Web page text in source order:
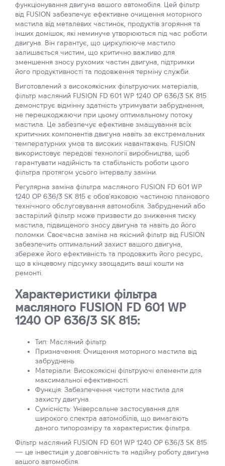
функціонування двигуна вашого автомобіля. Цей фільтр
від FUSION забезпечує ефективне очищення моторного
мастила від металевих частинок, продуктів згоряння та
інших домішок, які неминуче утворюються під час роботи
двигуна. Він гарантує, що циркулююче мастило
залишається чистим, що критично важливо для
зменшення зносу рухомих частин двигуна, підтримки
його продуктивності та подовження терміну служби.
Виготовлений з високоякісних фільтруючих матеріалів,
фільтр масляний FUSION FD 601 WP 1240 OP 636/3 SK 815
демонструє відмінну здатність утримувати забруднення,
не перешкоджаючи при цьому оптимальному потоку
мастила. Це забезпечує ефективне змащування всіх
критичних компонентів двигуна навіть за екстремальних
температурних умов та високих навантажень. FUSION
використовує передові технології виробництва, щоб
гарантувати надійність та стабільність роботи цього
фільтра протягом усього інтервалу заміни.
Регулярна заміна фільтра масляного FUSION FD 601 WP
1240 OP 636/3 SK 815 є обов'язковою частиною планового
технічного обслуговування автомобіля. Забруднений або
застарілий фільтр може призвести до зниження тиску
мастила, підвищеного зносу двигуна та навіть до його
поломки. Своєчасна заміна на якісний фільтр від FUSION
забезпечить оптимальний захист вашого двигуна,
збереже його ефективність та продовжить його ресурс,
що в кінцевому підсумку заощадить ваші кошти на
ремонті.
Характеристики фільтра
масляного FUSION FD 601 WP
1240 OP 636/3 SK 815:
Тип: Масляний фільтр
Призначення: Очищення моторного мастила від
забруднень
Матеріали: Високоякісні фільтруючі елементи для
максимальної ефективності.
Функція: Забезпечення чистоти мастила для
захисту двигуна.
Сумісність: Універсальне застосування для
широкого спектра автомобілів, що вимагають
даного типорозміру та характеристик фільтра.
Фільтр масляний FUSION FD 601 WP 1240 OP 636/3 SK 815
— це інвестиція у довговічність та надійну роботу двигуна
вашого автомобіля.